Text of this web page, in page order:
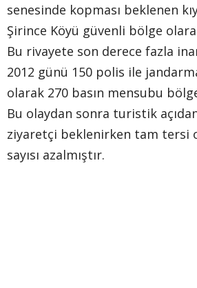
senesinde kopması beklenen
Şirince Köyü güvenli bölge
Bu rivayete son derece fazla
2012 günü 150 polis ile
olarak 270 basın mensubu
Bu olaydan sonra turistik
ziyaretçi beklenirken tam tersi
sayısı azalmıştır.